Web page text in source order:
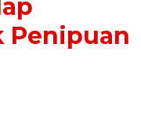
Penipuan